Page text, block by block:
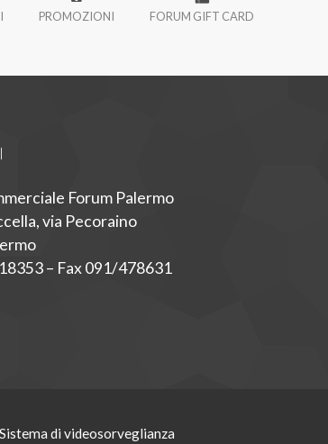
PROMOZIONI FORUM GIFT CARD
Forum Palermo
via Pecoraino
– Fax 091/478631
di videosorveglianza